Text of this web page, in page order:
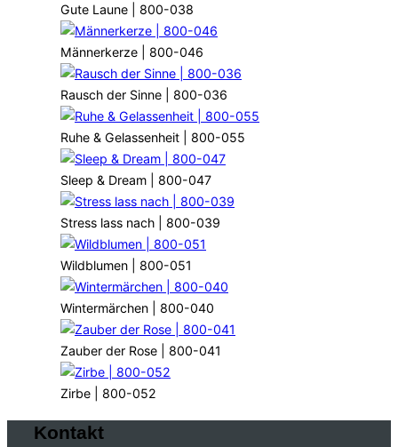
Gute Laune | 800-038
Männerkerze | 800-046
Rausch der Sinne | 800-036
Ruhe & Gelassenheit | 800-055
Sleep & Dream | 800-047
Stress lass nach | 800-039
Wildblumen | 800-051
Wintermärchen | 800-040
Zauber der Rose | 800-041
Zirbe | 800-052
Kontakt